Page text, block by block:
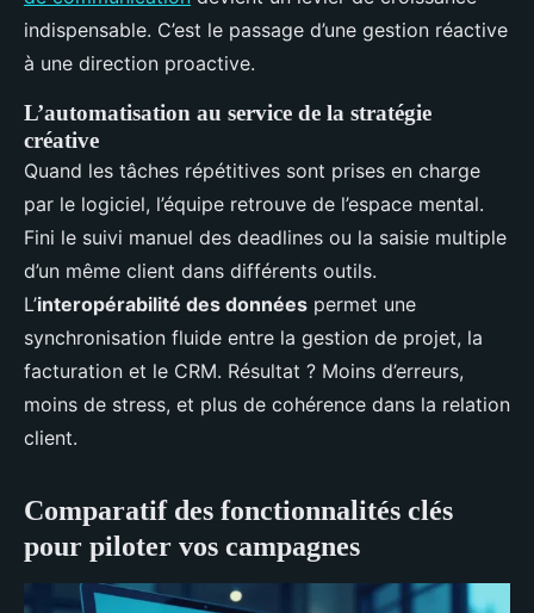
indispensable. C’est le passage d’une gestion réactive
à une direction proactive.
L’automatisation au service de la stratégie
créative
Quand les tâches répétitives sont prises en charge
par le logiciel, l’équipe retrouve de l’espace mental.
Fini le suivi manuel des deadlines ou la saisie multiple
d’un même client dans différents outils.
L’interopérabilité des données permet une
synchronisation fluide entre la gestion de projet, la
facturation et le CRM. Résultat ? Moins d’erreurs,
moins de stress, et plus de cohérence dans la relation
client.
Comparatif des fonctionnalités clés
pour piloter vos campagnes